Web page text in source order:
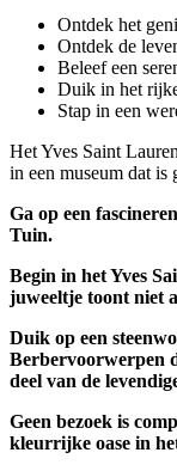
Ontdek het
Ontdek de
Beleef een
Duik in het
Stap in een
Het Yves Saint
in een museum dat is
Ga op een
Tuin.
Begin in het Yves
juweeltje toont niet
Duik op een
Berbervoorwerpen
deel van de
Geen bezoek is
kleurrijke oase in